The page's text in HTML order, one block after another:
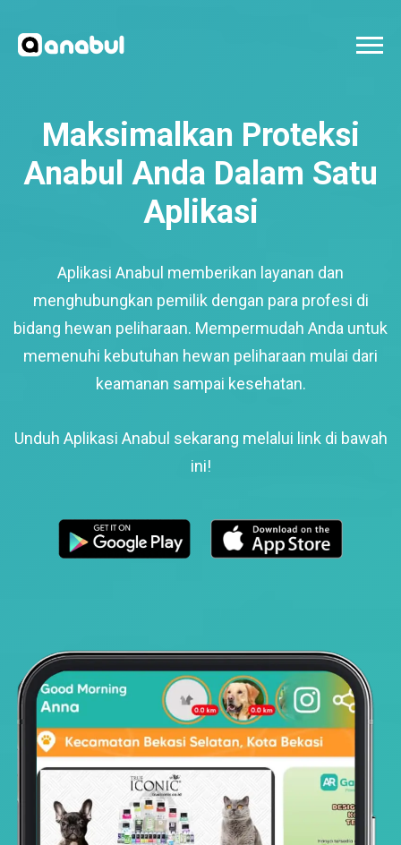
Maksimalkan Proteksi
Anabul Anda Dalam Satu
Aplikasi
Aplikasi Anabul memberikan layanan dan
menghubungkan pemilik dengan para profesi di
bidang hewan peliharaan. Mempermudah Anda untuk
memenuhi kebutuhan hewan peliharaan mulai dari
keamanan sampai kesehatan.
Unduh Aplikasi Anabul sekarang melalui link di bawah
ini!